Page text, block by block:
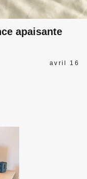
apaisante
avril 16